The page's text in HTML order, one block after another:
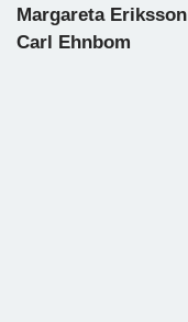
Margareta Eriksson
Carl Ehnbom